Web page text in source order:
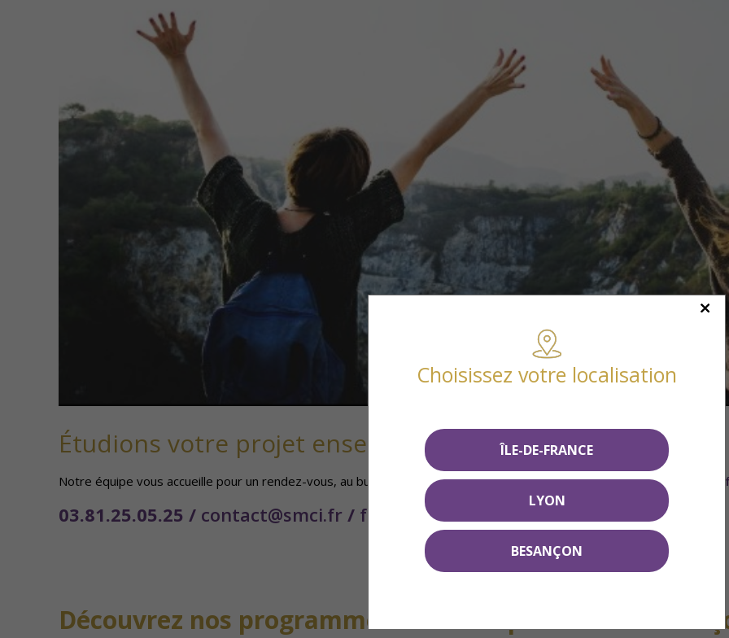
Étudions votre projet ensemble
Notre équipe vous accueille pour un rendez-vous, au bureau ou en ligne, afin de vous présenternos programmes
03.81.25.05.25 / contact@smci.fr / formulaire de contact
Découvrez nos programmes neufs disponibles à
Choisissez votre localisation
ÎLE-DE-FRANCE
LYON
BESANÇON